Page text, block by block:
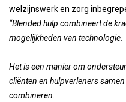
welzijnswerk en zorg
“Blended hulp combineert de
mogelijkheden van technologie.
Het is een manier om
cliënten en hulpverleners
combineren.